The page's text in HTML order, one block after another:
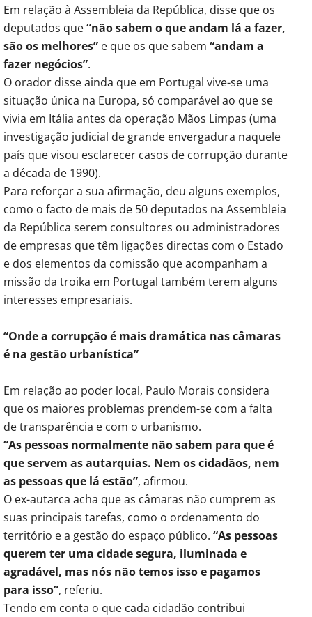
Em relação à Assembleia da República, disse que os
deputados que“não sabem o que andam lá a fazer,
são os melhores” e que os que sabem “andam a
fazer negócios”.
O orador disse ainda que em Portugal vive-se uma
situação única na Europa, só comparável ao que se
vivia em Itália antes da operação Mãos Limpas (uma
investigação judicial de grande envergadura naquele
país que visou esclarecer casos de corrupção durante
a década de 1990).
Para reforçar a sua afirmação, deu alguns exemplos,
como o facto de mais de 50 deputados na Assembleia
da República serem consultores ou administradores
de empresas que têm ligações directas com o Estado
e dos elementos da comissão que acompanham a
missão da troika em Portugal também terem alguns
interesses empresariais.
“Onde a corrupção é mais dramática nas câmaras
é na gestão urbanística”
Em relação ao poder local, Paulo Morais considera
que os maiores problemas prendem-se com a falta
de transparência e com o urbanismo.
“As pessoas normalmente não sabem para que é
que servem as autarquias. Nem os cidadãos, nem
as pessoas que lá estão”, afirmou.
O ex-autarca acha que as câmaras não cumprem as
suas principais tarefas, como o ordenamento do
território e a gestão do espaço público. “As pessoas
querem ter uma cidade segura, iluminada e
agradável, mas nós não temos isso e pagamos
para isso”, referiu.
Tendo em conta o que cada cidadão contribui